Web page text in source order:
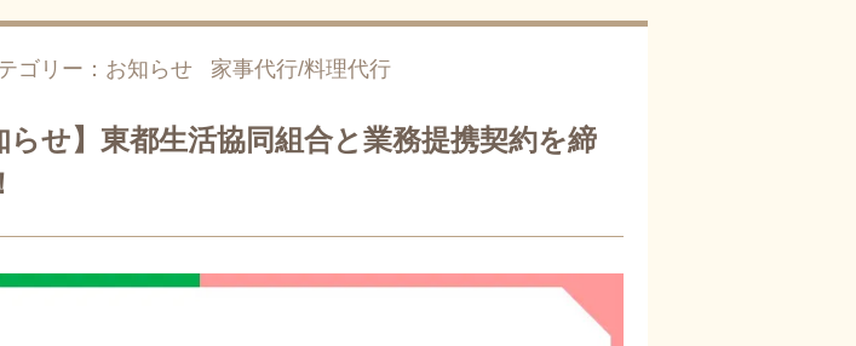
ゴリー： お知らせ 家事代行/料理代行
らせ】東都生活協同組合と業務提携契約を締